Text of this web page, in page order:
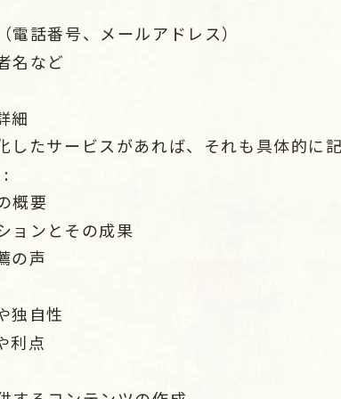
話番号、メールアドレス）
名など
細
したサービスがあれば、それも具体的に
:
概要
ョンとその成果
の声
独自性
利点